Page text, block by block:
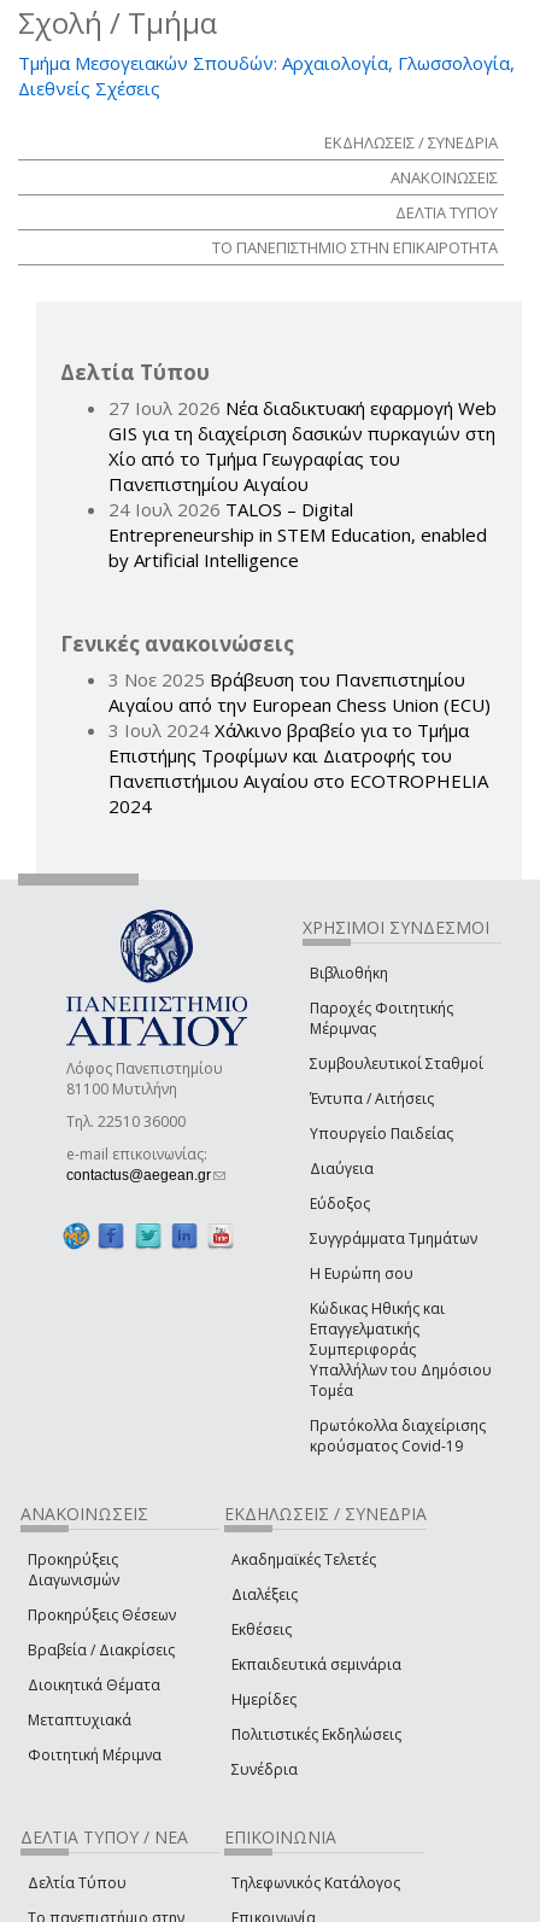
Σχολή / Τμήμα
Τμήμα Μεσογειακών Σπουδών: Αρχαιολογία, Γλωσσολογία,
Διεθνείς Σχέσεις
ΕΚΔΗΛΩΣΕΙΣ / ΣΥΝΕΔΡΙΑ
ΑΝΑΚΟΙΝΩΣΕΙΣ
ΔΕΛΤΙΑ ΤΥΠΟΥ
ΤΟ ΠΑΝΕΠΙΣΤΗΜΙΟ ΣΤΗΝ ΕΠΙΚΑΙΡΟΤΗΤΑ
Δελτία Τύπου
27 Ιουλ 2026 Νέα διαδικτυακή εφαρμογή Web
GIS για τη διαχείριση δασικών πυρκαγιών στη
Χίο από το Τμήμα Γεωγραφίας του
Πανεπιστημίου Αιγαίου
24 Ιουλ 2026 TALOS – Digital
Entrepreneurship in STEM Education, enabled
by Artificial Intelligence
Γενικές ανακοινώσεις
3 Νοε 2025 Βράβευση του Πανεπιστημίου
Αιγαίου από την European Chess Union (ECU)
3 Ιουλ 2024 Χάλκινο βραβείο για το Τμήμα
Επιστήμης Τροφίμων και Διατροφής του
Πανεπιστήμιου Αιγαίου στο ECOTROPHELIA
2024
Λόφος Πανεπιστημίου
81100 Μυτιλήνη
Τηλ. 22510 36000
e-mail επικοινωνίας:
contactus@aegean.gr(link sends e-mail)
ΧΡΗΣΙΜΟΙ ΣΥΝΔΕΣΜΟΙ
Βιβλιοθήκη
Παροχές Φοιτητικής
Μέριμνας
Συμβουλευτικοί Σταθμοί
Έντυπα / Αιτήσεις
Υπουργείο Παιδείας
Διαύγεια
Εύδοξος
Συγγράμματα Τμημάτων
Η Ευρώπη σου
Κώδικας Ηθικής και
Επαγγελματικής
Συμπεριφοράς
Υπαλλήλων του Δημόσιου
Τομέα
Πρωτόκολλα διαχείρισης
κρούσματος Covid-19
ΑΝΑΚΟΙΝΩΣΕΙΣ
Προκηρύξεις
Διαγωνισμών
Προκηρύξεις Θέσεων
Βραβεία / Διακρίσεις
Διοικητικά Θέματα
Μεταπτυχιακά
Φοιτητική Μέριμνα
ΕΚΔΗΛΩΣΕΙΣ / ΣΥΝΕΔΡΙΑ
Ακαδημαϊκές Τελετές
Διαλέξεις
Εκθέσεις
Εκπαιδευτικά σεμινάρια
Ημερίδες
Πολιτιστικές Εκδηλώσεις
Συνέδρια
ΔΕΛΤΙΑ ΤΥΠΟΥ / ΝΕΑ
Δελτία Τύπου
Το πανεπιστήμιο στην
ΕΠΙΚΟΙΝΩΝΙΑ
Τηλεφωνικός Κατάλογος
Επικοινωνία